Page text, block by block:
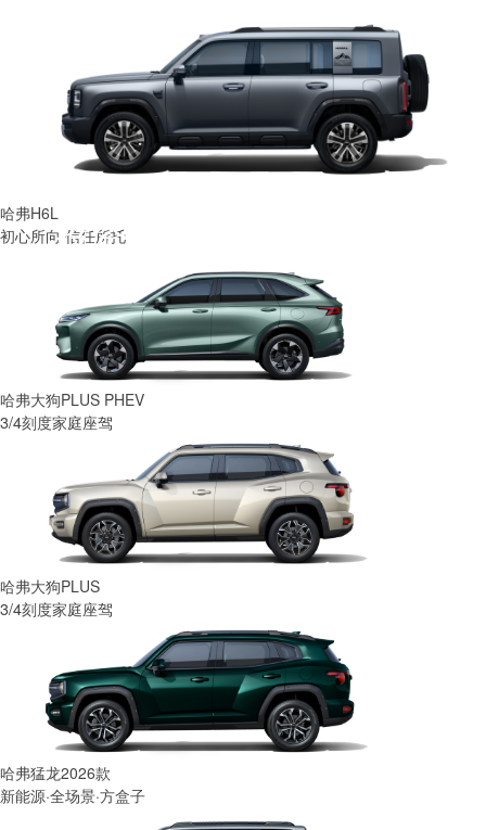
哈弗H6L
初心所向 信任所托
哈弗大狗PLUS PHEV
3/4刻度家庭座驾
哈弗大狗PLUS
3/4刻度家庭座驾
哈弗猛龙2026款
新能源·全场景·方盒子
投资者关系